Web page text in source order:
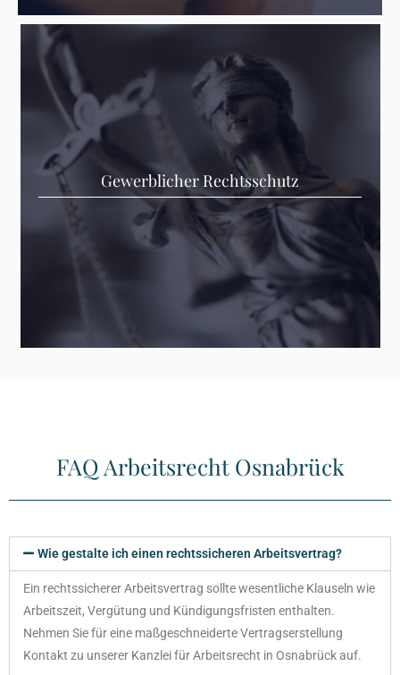
Gewerblicher Rechtsschutz
FAQ Arbeitsrecht Osnabrück
Wie gestalte ich einen rechtssicheren Arbeitsvertrag?
Ein rechtssicherer Arbeitsvertrag sollte wesentliche Klauseln wie
Arbeitszeit, Vergütung und Kündigungsfristen enthalten.
Nehmen Sie für eine maßgeschneiderte Vertragserstellung
Kontakt zu unserer Kanzlei für Arbeitsrecht in Osnabrück auf.